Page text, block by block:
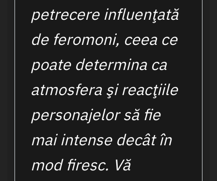
petrecere influenţată
de feromoni, ceea ce
poate determina ca
atmosfera şi reacţiile
personajelor să fie
mai intense decât în
mod firesc. Vă